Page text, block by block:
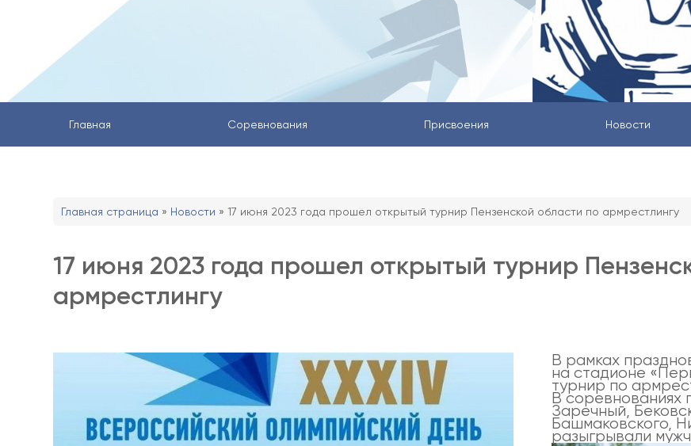
Главная Соревнования Присвоения Новости
Главная страница » Новости »17 июня 2023 года прошел открытый турнир Пензенской области по армрестлингу
17 июня 2023 года прошел открытый турнир
армрестлингу
В рамках
на стадионе
турнир по
В соревнованиях
Заречный,
Башмаковского,
разыгрывали